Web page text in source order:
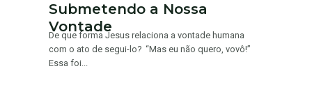
Submetendo a Nossa
Vontade
De que forma Jesus relaciona a vontade humana
com o ato de segui-lo? “Mas eu não quero, vovô!”
Essa foi...